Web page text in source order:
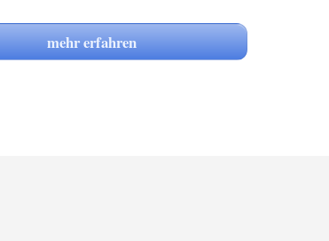
mehr erfahren